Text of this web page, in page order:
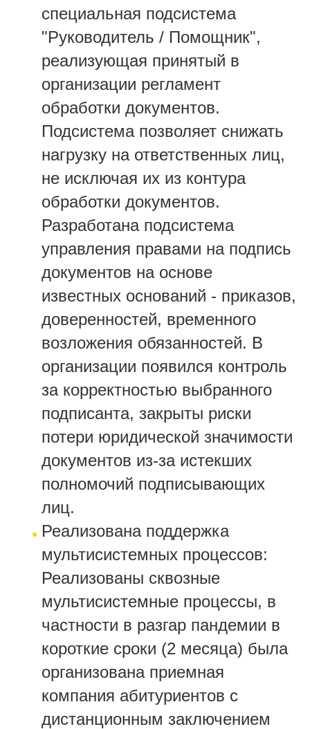
специальная подсистема
"Руководитель / Помощник",
реализующая принятый в
организации регламент
обработки документов.
Подсистема позволяет снижать
нагрузку на ответственных лиц,
не исключая их из контура
обработки документов.
Разработана подсистема
управления правами на подпись
документов на основе
известных оснований - приказов,
доверенностей, временного
возложения обязанностей. В
организации появился контроль
за корректностью выбранного
подписанта, закрыты риски
потери юридической значимости
документов из-за истекших
полномочий подписывающих
лиц.
Реализована поддержка
мультисистемных процессов:
Реализованы сквозные
мультисистемные процессы, в
частности в разгар пандемии в
короткие сроки (2 месяца) была
организована приемная
компания абитуриентов с
дистанционным заключением